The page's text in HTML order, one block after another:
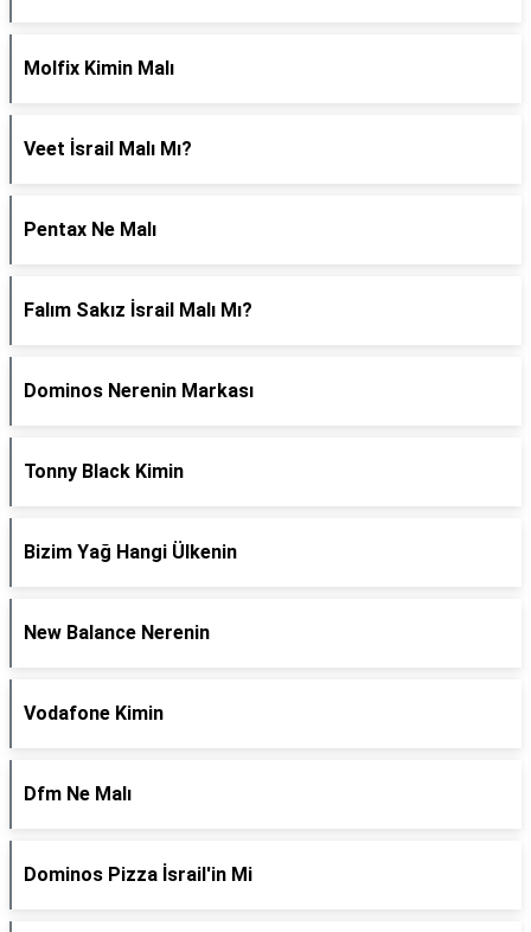
Molfix Kimin Malı
Veet İsrail Malı Mı?
Pentax Ne Malı
Falım Sakız İsrail Malı Mı?
Dominos Nerenin Markası
Tonny Black Kimin
Bizim Yağ Hangi Ülkenin
New Balance Nerenin
Vodafone Kimin
Dfm Ne Malı
Dominos Pizza İsrail'in Mi